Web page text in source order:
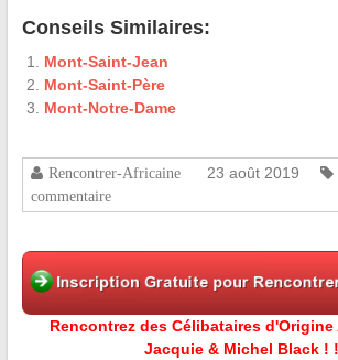
Conseils Similaires:
Mont-Saint-Jean
Mont-Saint-Père
Mont-Notre-Dame
Rencontrer-Africaine 23 août 2019
commentaire
Rencontrez des Célibataires
Jacquie & Michel Black !